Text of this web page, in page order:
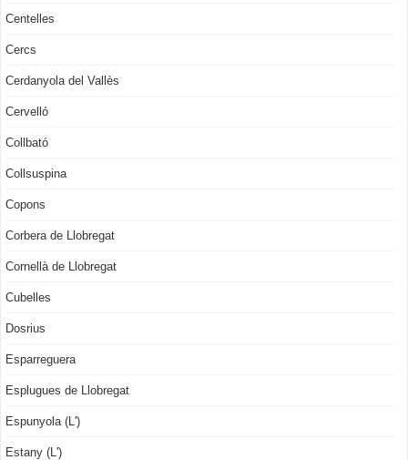
Centelles
Cercs
Cerdanyola del Vallès
Cervelló
Collbató
Collsuspina
Copons
Corbera de Llobregat
Cornellà de Llobregat
Cubelles
Dosrius
Esparreguera
Esplugues de Llobregat
Espunyola (L')
Estany (L')